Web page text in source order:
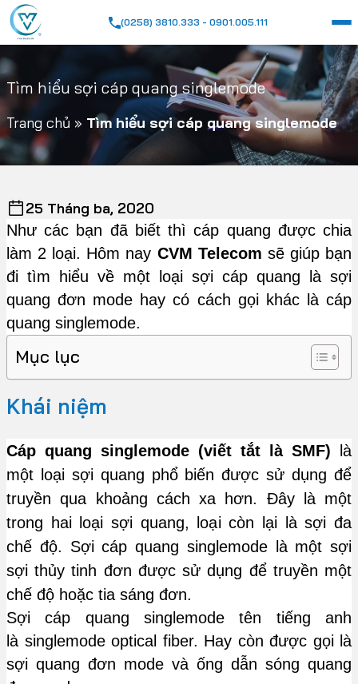
(0258) 3810.333 - 0901.005.111
Tìm hiểu sợi cáp quang singlemode
Trang chủ » Tìm hiểu sợi cáp quang singlemode
25 Tháng ba, 2020
Như các bạn đã biết thì cáp quang được chia
làm 2 loại. Hôm nay CVM Telecom sẽ giúp bạn
đi tìm hiểu về một loại sợi cáp quang là sợi
quang đơn mode hay có cách gọi khác là cáp
quang singlemode.
Mục lục
Khái niệm
Cáp quang singlemode (viết tắt là SMF) là
một loại sợi quang phổ biến được sử dụng để
truyền qua khoảng cách xa hơn. Đây là một
trong hai loại sợi quang, loại còn lại là sợi đa
chế độ. Sợi cáp quang singlemode là một sợi
sợi thủy tinh đơn được sử dụng để truyền một
chế độ hoặc tia sáng đơn.
Sợi cáp quang singlemode tên tiếng anh
là singlemode optical fiber. Hay còn được gọi là
sợi quang đơn mode và ống dẫn sóng quang